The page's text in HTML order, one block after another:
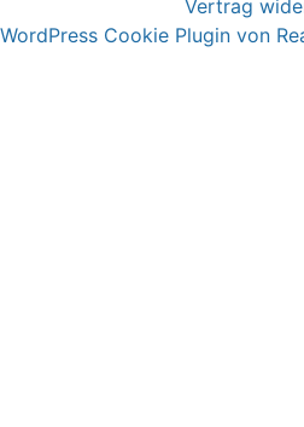
Vertrag
WordPress Cookie Plugin von